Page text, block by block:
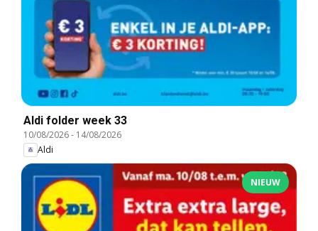
Aldi folder week 33
10/08/2026- 14/08/2026
Aldi
NIEUW